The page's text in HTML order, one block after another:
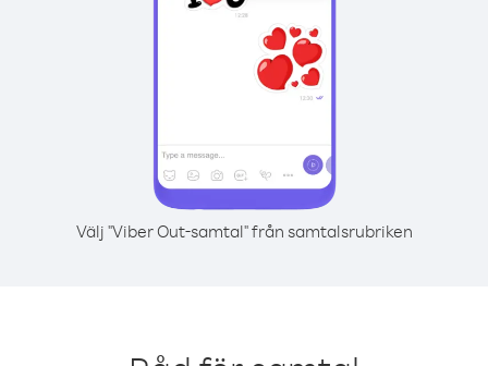
Välj "Viber Out-samtal" från samtalsrubriken